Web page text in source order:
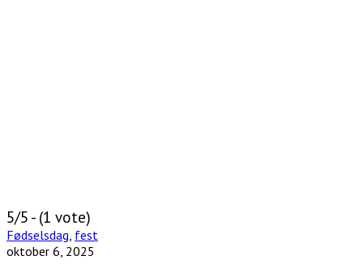
5/5 - (1 vote)
Fødselsdag fest
oktober 6, 2025